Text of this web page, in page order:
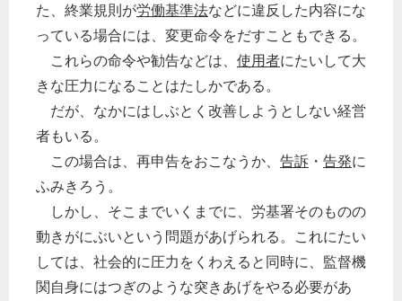
た、終業規則が労働基準法などに違反した内容にな
っている場合には、変更命令をだすこともできる。
これらの命令や勧告などは、 使用者にたいして大
きな圧力になることはたしかである。
だが、なかにはしぶとく改善しようとしない経営
者もいる。
この場合は、再申告をおこなうか、 告訴 ・ 告発に
ふみきろう。
しかし、そこまでいくまでに、労基署そのものの
動きがにぶいという問題があげられる。これにたい
しては、社会的に圧力をくわえると同時に、監督機
関自身にはつぎのような突きあげをやる必要があ